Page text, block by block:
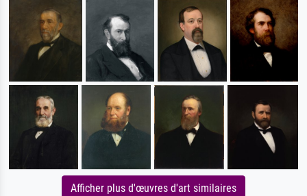
Afficher plus d'œuvres d'art similaires